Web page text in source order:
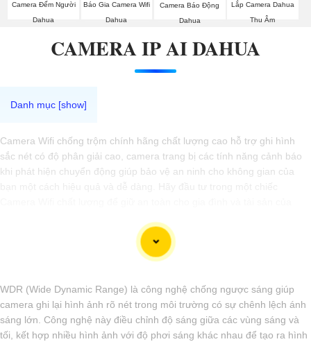
Camera Đếm Người
Dahua
Báo Gia Camera Wifi
Dahua
Camera Báo Động
Dahua
Lắp Camera Dahua
Thu Âm
CAMERA IP AI DAHUA
Camera Wifi chống trộm chính hãng chất lượng cao hỗ trợ ghi hình
sắc nét có độ phân giải cao, camera trang bị các tính năng cảnh báo
khi phát hiện chuyển động giúp bảo vệ an ninh cho không gian của
WDR (Wide Dynamic Range) là công nghệ chống ngược sáng giúp
camera ghi lại hình ảnh rõ nét trong môi trường có sự chênh lệch ánh
sáng lớn. Công nghệ này điều chỉnh độ sáng giữa các vùng sáng và
tối, kết hợp nhiều hình ảnh với độ phơi sáng khác nhau để tạo ra hình